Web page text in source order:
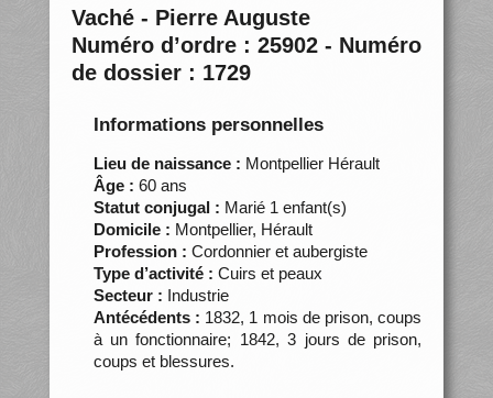
Vaché - Pierre Auguste
Numéro d’ordre : 25902 - Numéro
de dossier : 1729
Informations personnelles
Lieu de naissance : Montpellier Hérault
Âge : 60 ans
Statut conjugal : Marié 1 enfant(s)
Domicile : Montpellier, Hérault
Profession : Cordonnier et aubergiste
Type d’activité : Cuirs et peaux
Secteur : Industrie
Antécédents : 1832, 1 mois de prison, coups
à un fonctionnaire; 1842, 3 jours de prison,
coups et blessures.